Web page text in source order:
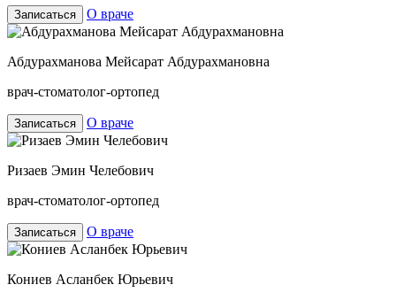
Записаться О враче
Абдурахманова Мейсарат Абдурахмановна
врач-стоматолог-ортопед
Записаться О враче
Ризаев Эмин Челебович
врач-стоматолог-ортопед
Записаться О враче
Кониев Асланбек Юрьевич